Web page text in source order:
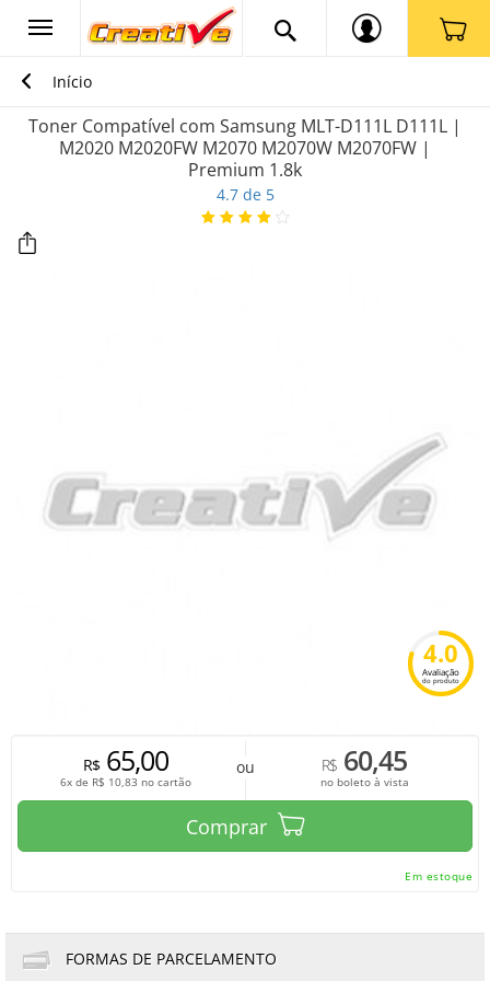
Início
Toner Compatível com Samsung MLT-D111L D111L |
M2020 M2020FW M2070 M2070W M2070FW |
Premium 1.8k
4.7 de 5
4.0
Avaliação
do produto
R$65,00
6x de R$ 10,83 no cartão
ou R$60,45
no boleto à vista
Comprar
Em estoque
FORMAS DE PARCELAMENTO